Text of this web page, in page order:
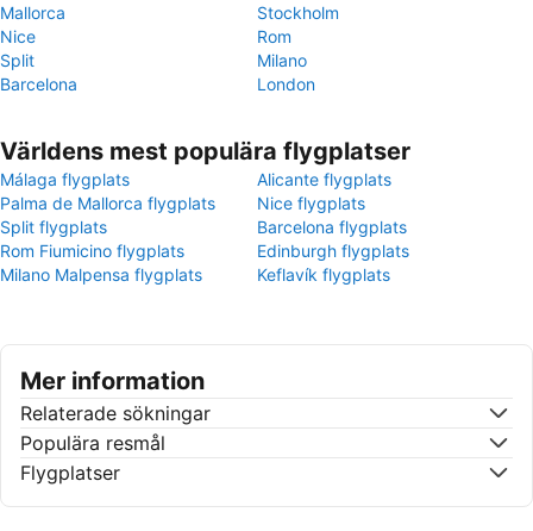
Mallorca
Stockholm
Nice
Rom
Split
Milano
Barcelona
London
Världens mest populära flygplatser
Málaga flygplats
Alicante flygplats
Palma de Mallorca flygplats
Nice flygplats
Split flygplats
Barcelona flygplats
Rom Fiumicino flygplats
Edinburgh flygplats
Milano Malpensa flygplats
Keflavík flygplats
Mer information
Relaterade sökningar
Populära resmål
Flygplatser